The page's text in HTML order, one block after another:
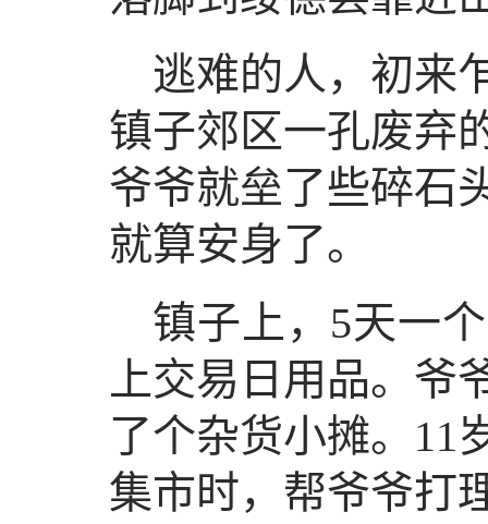
逃难的人，初来
镇子郊区一孔废弃
爷爷就垒了些碎石
就算安身了。
镇子上，5天一
上交易日用品。爷
了个杂货小摊。11
集市时，帮爷爷打